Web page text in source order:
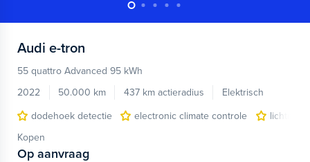
Audi e-tron
55 quattro Advanced 95 kWh
2022
50.000 km 437 km actieradius
Elektrisch
dodehoek detectie
electronic climate controle
Kopen
Op aanvraag